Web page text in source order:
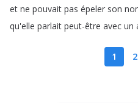
et ne pouvait pas épeler son
qu'elle parlait peut-être avec un
1 2